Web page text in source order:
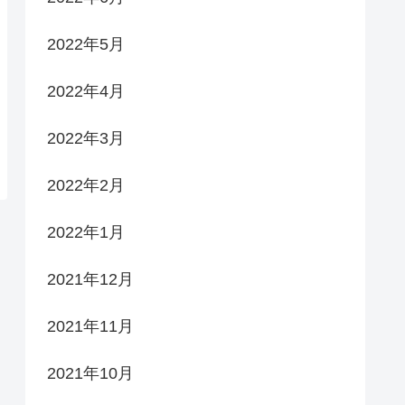
2022年5月
2022年4月
2022年3月
2022年2月
2022年1月
2021年12月
2021年11月
2021年10月